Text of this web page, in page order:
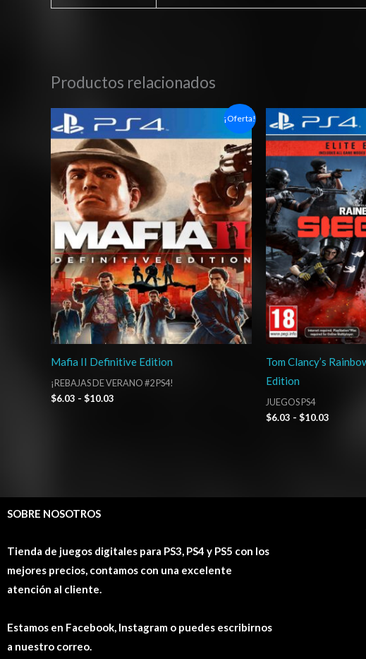
Productos relacionados
¡Oferta!
Mafia II Definitive Edition
¡REBAJAS DE VERANO #2 PS4!
$6.03 - $10.03
de
precios:
desde
$6.03
hasta
$10.03
Tom Clancy’s
Edition
JUEGOS PS4
$6.03 - $10.03
de
precios:
desde
hasta
$10.03
SOBRE NOSOTROS
Tienda de juegos digitales para PS3, PS4 y PS5 con los
mejores precios, contamos con una excelente
atención al cliente.
Estamos en Facebook, Instagram o puedes escribirnos
a nuestro correo.